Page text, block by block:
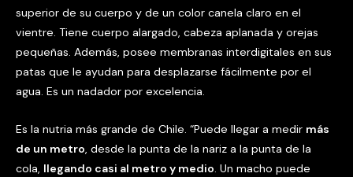
superior de su cuerpo y de un color canela claro en el
vientre. Tiene cuerpo alargado, cabeza aplanada y orejas
pequeñas. Además, posee membranas interdigitales en sus
patas que le ayudan para desplazarse fácilmente por el
agua. Es un nadador por excelencia.
Es la nutria más grande de Chile. “Puede llegar a medir más
de un metro, desde la punta de la nariz a la punta de la
cola, llegando casi al metro y medio. Un macho puede